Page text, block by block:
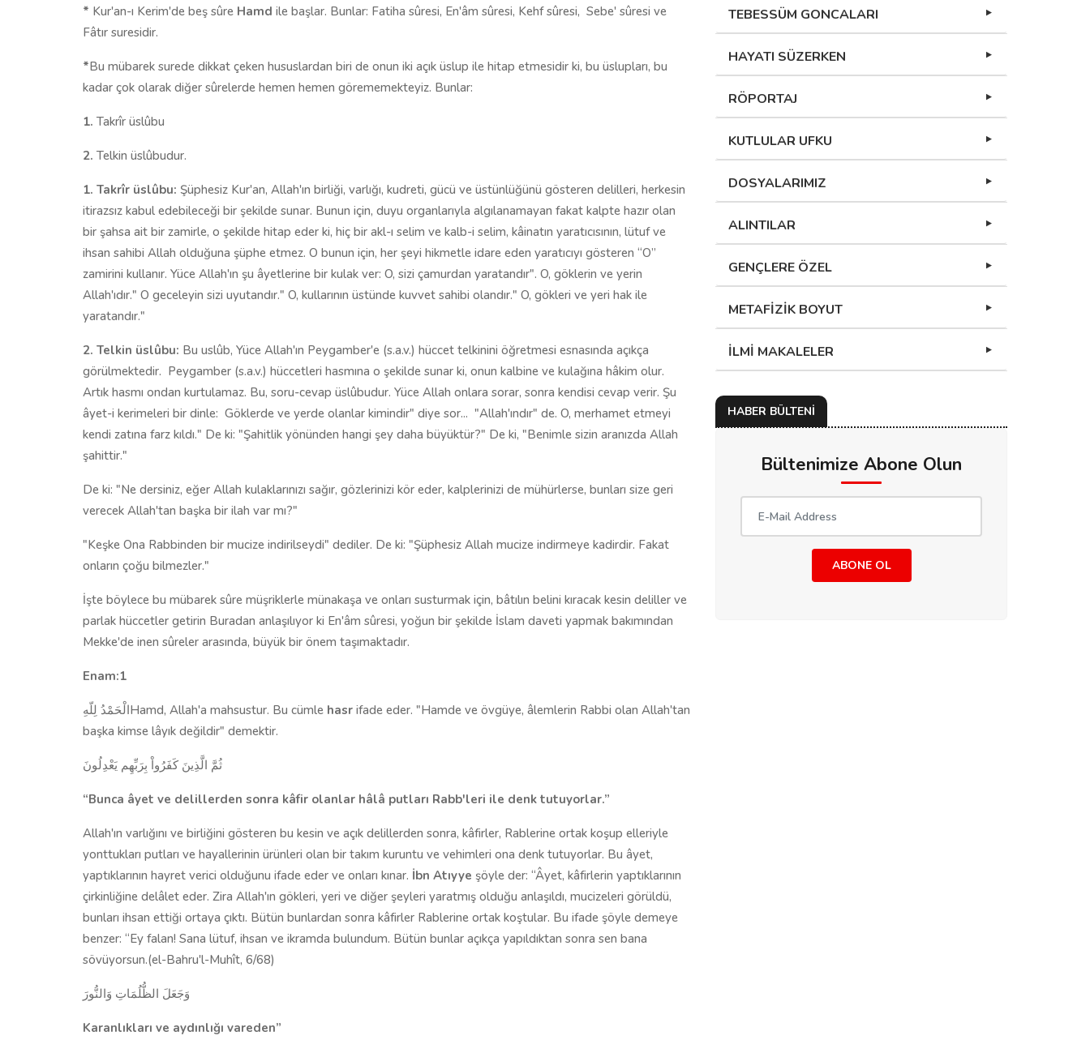
* Kur'an-ı Kerim'de beş sûre Hamd ile başlar. Bunlar: Fatiha sûresi, En'âm sûresi, Kehf sûresi, Sebe' sûresi ve
Fâtır suresidir.
*Bu mübarek surede dik­kat çeken hususlardan biri de onun iki açık üslup ile hitap etmesidir ki, bu üslupları, bu
kadar çok olarak diğer sûrelerde hemen hemen görememek­teyiz. Bunlar:
1. Takrîr üslûbu
2. Telkin üslûbudur.
1. Takrîr üslûbu: Şüphesiz Kur'an, Allah'ın birliği, varlığı, kudreti, gücü ve üstünlüğünü gösteren delilleri, herkesin
itirazsız kabul edebileceği bir şekilde sunar. Bunun için, duyu organlarıyla algılanamayan fakat kalpte hazır olan
bir şahsa ait bir zamirle, o şekilde hitap eder ki, hiç bir akl-ı se­lim ve kalb-i selim, kâinatın yaratıcısının, lütuf ve
ihsan sahibi Allah ol­duğuna şüphe etmez. O bunun için, her şeyi hikmetle idare eden yaratıcıyı gösteren “O”
zamirini kullanır. Yüce Allah'ın şu âyetlerine bir kulak ver: O, sizi çamurdan yaratandır". O, göklerin ve yerin
Allah'ıdır." O geceleyin sizi uyutandır." O, kullarının üstünde kuvvet sahibi olandır." O, gökleri ve yeri hak ile
yaratandır."
2. Telkin üslûbu: Bu uslûb, Yüce Allah'ın Peygamber'e (s.a.v.) hüccet telkinini öğretmesi esnasında açıkça
görülmektedir. Peygamber (s.a.v.) hüccetleri hasmına o şekilde sunar ki, onun kalbine ve kulağına hâkim olur.
Artık hasmı ondan kurtulamaz. Bu, soru-cevap üslûbudur. Yüce Allah onla­ra sorar, sonra kendisi cevap verir. Şu
âyet-i kerimeleri bir dinle: Göklerde ve yerde olanlar kimin­dir" diye sor... "Allah'ındır" de. O, merhamet etmeyi
kendi zatına farz kıldı." De ki: "Şahitlik yönünden hangi şey daha büyüktür?" De ki, "Benimle sizin aranızda Allah
şahittir."
De ki: "Ne dersiniz, eğer Allah kulaklarınızı sağır, gözlerinizi kör eder, kalpleri­nizi de mühürlerse, bunları size geri
verecek Allah'tan başka bir ilah var mı?"
"Keşke Ona Rabbinden bir mucize indirilseydi" dediler. De ki: "Şüphesiz Allah mucize indirmeye kadirdir. Fakat
onların çoğu bilmezler."
İşte böylece bu mübarek sûre müşriklerle münakaşa ve onları sustur­mak için, bâtılın belini kıracak kesin deliller ve
parlak hüccetler getirin Buradan anlaşılıyor ki En'âm sûresi, yoğun bir şekilde İslam daveti yapmak bakımından
Mekke'de inen sûreler arasında, büyük bir önem taşımaktadır.
Enam:1
الْحَمْدُ لِلّهِHamd, Allah'a mahsustur. Bu cümle hasr ifade eder. "Hamde ve övgüye, âlemlerin Rabbi olan Allah'tan
başka kimse lâyık değildir" de­mektir.
ثُمَّ الَّذِينَ كَفَرُواْ بِرَبِّهِم يَعْدِلُونَ
“Bunca âyet ve de­lillerden sonra kâfir olanlar hâlâ putları Rabb'leri ile denk tutuyorlar.”
Allah'ın varlığını ve birliğini gösteren bu kesin ve açık delillerden sonra, kâfirler, Rablerine ortak koşup elleriyle
yonttukları putları ve hayallerinin ürünleri olan bir takım kuruntu ve vehim­leri ona denk tutuyorlar. Bu âyet,
yaptıklarının hayret verici olduğunu ifade eder ve onları kınar. İbn Atıyye şöyle der: “Âyet, kâfirlerin yaptıklarının
çir­kinliğine delâlet eder. Zira Allah'ın gökleri, yeri ve diğer şeyleri yaratmış olduğu anlaşıldı, mucizeleri görüldü,
bunları ihsan ettiği ortaya çıktı. Bütün bunlardan sonra kâfirler Rablerine ortak koştular. Bu ifade şöyle demeye
benzer: “Ey falan! Sana lütuf, ihsan ve ikramda bulundum. Bütün bunlar açıkça yapıldıktan sonra sen bana
sövüyorsun.(el-Bahru'l-Muhît, 6/68)
وَجَعَلَ الظُّلُمَاتِ وَالنُّورَ
Karanlıkları ve aydınlığı vareden”
TEBESSÜM GONCALARI
HAYATI SÜZERKEN
RÖPORTAJ
KUTLULAR UFKU
DOSYALARIMIZ
ALINTILAR
GENÇLERE ÖZEL
METAFİZİK BOYUT
İLMİ MAKALELER
HABER BÜLTENİ
Bültenimize Abone Olun
ABONE OL